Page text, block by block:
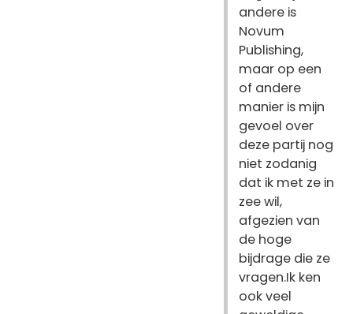
andere is
Novum
Publishing,
maar op een
of andere
manier is mijn
gevoel over
deze partij nog
niet zodanig
dat ik met ze in
zee wil,
afgezien van
de hoge
bijdrage die ze
vragen.Ik ken
ook veel